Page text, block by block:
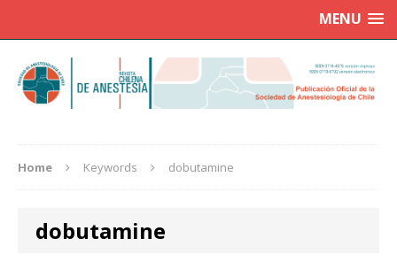
MENU
Home Keywords dobutamine
dobutamine